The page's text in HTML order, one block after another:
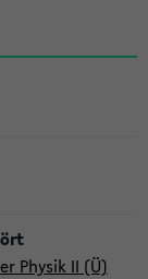
Physik II (Ü)